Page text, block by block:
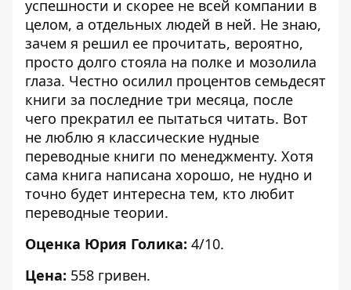
успешности и скорее не всей компании в
целом, а отдельных людей в ней. Не знаю,
зачем я решил ее прочитать, вероятно,
просто долго стояла на полке и мозолила
глаза. Честно осилил процентов семьдесят
книги за последние три месяца, после
чего прекратил ее пытаться читать. Вот
не люблю я классические нудные
переводные книги по менеджменту. Хотя
сама книга написана хорошо, не нудно и
точно будет интересна тем, кто любит
переводные теории.
Оценка Юрия Голика: 4/10.
Цена: 558 гривен.